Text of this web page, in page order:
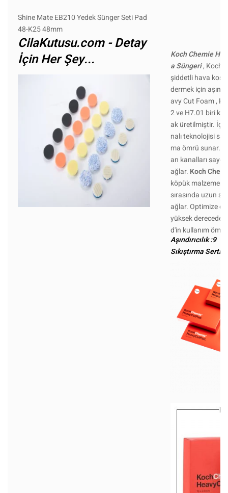
Shine Mate EB210 Yedek Sünger Seti Pad
48-K25 48mm
CilaKutusu.com - Detay
İçin Her Şey...
Koch Chemie
a Süngeri, Koch
şiddetli hava
dermek için
avy Cut Foam ,
2 ve H7.01 biri
ak üretilmiştir.
nalı teknolojisi
ma ömrü sunar.
an kanalları
ağlar. Koch
köpük
sırasında uzun
ağlar. Optimize
yüksek derecede
d'in kullanım
Aşındırıcılık :9
Sıkıştırma